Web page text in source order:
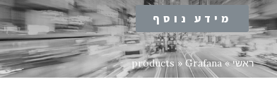
מידע נוסף
ראשי »
products » Grafana